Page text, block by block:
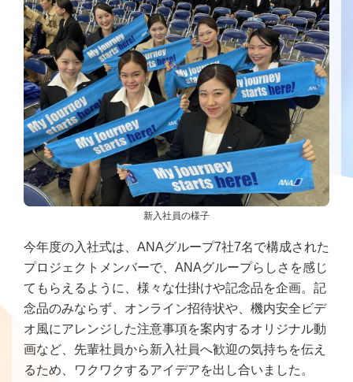
新入社員の様子
今年度の入社式は、ANAグループ7社7名で構成された
プロジェクトメンバーで、ANAグループらしさを感じ
てもらえるように、様々な仕掛けや記念品を企画。記
念品のみならず、オンライン招待状や、機内安全ビデ
オ風にアレンジした注意事項を案内するオリジナル動
画など、先輩社員から新入社員へ歓迎の気持ちを伝え
るため、ワクワクするアイデアを出し合いました。